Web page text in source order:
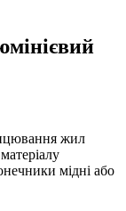
жил
мідні або